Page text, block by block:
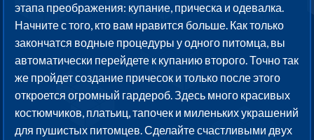
этапа преображения: купание, прическа и одевалка.
Начните с того, кто вам нравится больше. Как только
закончатся водные процедуры у одного питомца, вы
автоматически перейдете к купанию второго. Точно так
же пройдет создание причесок и только после этого
откроется огромный гардероб. Здесь много красивых
костюмчиков, платьиц, тапочек и миленьких украшений
для пушистых питомцев. Сделайте счастливыми двух